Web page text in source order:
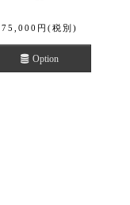
75,000 円 (税別)
Option